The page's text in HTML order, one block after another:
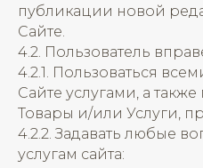
публикации новой
Сайте.
4.2. Пользователь
4.2.1. Пользоваться
Сайте услугами, а
Товары и/или Услуги,
4.2.2. Задавать любые
услугам сайта: